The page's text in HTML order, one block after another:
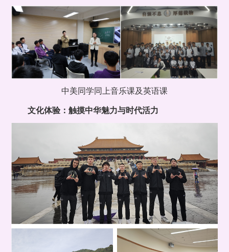
中美同学同上音乐课及英语课
文化体验：触摸中华魅力与时代活力